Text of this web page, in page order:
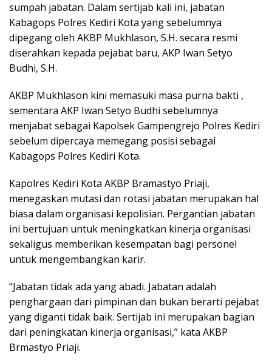
sumpah jabatan. Dalam sertijab kali ini, jabatan
Kabagops Polres Kediri Kota yang sebelumnya
dipegang oleh AKBP Mukhlason, S.H. secara resmi
diserahkan kepada pejabat baru, AKP Iwan Setyo
Budhi, S.H.
AKBP Mukhlason kini memasuki masa purna bakti ,
sementara AKP Iwan Setyo Budhi sebelumnya
menjabat sebagai Kapolsek Gampengrejo Polres Kediri
sebelum dipercaya memegang posisi sebagai
Kabagops Polres Kediri Kota.
Kapolres Kediri Kota AKBP Bramastyo Priaji,
menegaskan mutasi dan rotasi jabatan merupakan hal
biasa dalam organisasi kepolisian. Pergantian jabatan
ini bertujuan untuk meningkatkan kinerja organisasi
sekaligus memberikan kesempatan bagi personel
untuk mengembangkan karir.
“Jabatan tidak ada yang abadi. Jabatan adalah
penghargaan dari pimpinan dan bukan berarti pejabat
yang diganti tidak baik. Sertijab ini merupakan bagian
dari peningkatan kinerja organisasi,” kata AKBP
Brmastyo Priaji.